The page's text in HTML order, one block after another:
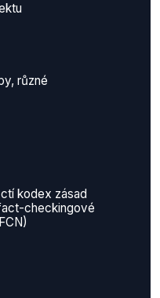
různé
kodex zásad
checkingové